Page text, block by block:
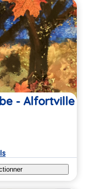
- Alfortville